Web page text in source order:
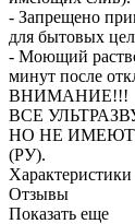
- Запрещено
для бытовых
- Моющий
минут после
ВНИМАНИЕ!!!
ВСЕ
НО НЕ ИМЕЮТ
(РУ).
Характеристики
Отзывы
Показать еще